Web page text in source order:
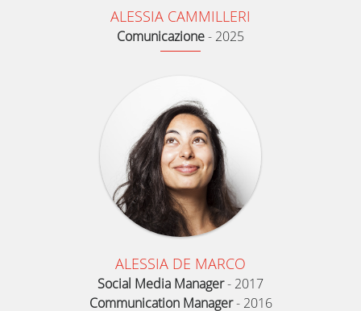
ALESSIA CAMMILLERI
Comunicazione- 2025
ALESSIA DE MARCO
Social Media Manager- 2017
Communication Manager- 2016